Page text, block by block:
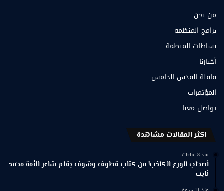
من نحن
برامج المنظمة
نشاطات المنظمة
أخبارنا
قافلة القدس الخامس
المؤتمرات
تواصل معنا
اكثر المقالات مشاهدة
منذ 8 ساعات
أصحاب الورع الكاذب! من كتاب قطوف وشوف بقلم شاعر الأمة محمد
ثابت